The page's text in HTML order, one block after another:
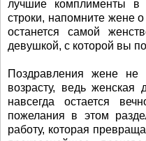
лучшие комплименты в
строки, напомните жене
останется самой
девушкой, с которой вы
Поздравления жене не
возрасту, ведь женская
навсегда остается
пожелания в этом
работу, которая